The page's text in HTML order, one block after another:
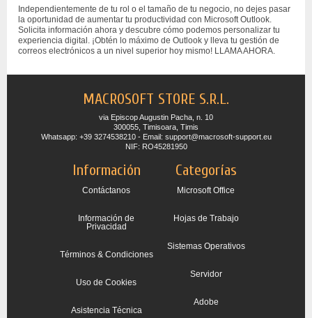
Independientemente de tu rol o el tamaño de tu negocio, no dejes pasar
la oportunidad de aumentar tu productividad con Microsoft Outlook.
Solicita información ahora y descubre cómo podemos personalizar tu
experiencia digital. ¡Obtén lo máximo de Outlook y lleva tu gestión de
correos electrónicos a un nivel superior hoy mismo! LLAMA AHORA.
MACROSOFT STORE S.R.L.
via Episcop Augustin Pacha, n. 10
300055, Timisoara, Timis
Whatsapp: +39 3274538210 - Email: support@macrosoft-support.eu
NIF: RO45281950
Información
Contáctanos
Información de
Privacidad
Términos & Condiciones
Uso de Cookies
Asistencia Técnica
Categorías
Microsoft Office
Hojas de Trabajo
Sistemas Operativos
Servidor
Adobe